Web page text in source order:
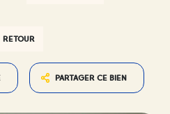
RETOUR
PARTAGER CE BIEN